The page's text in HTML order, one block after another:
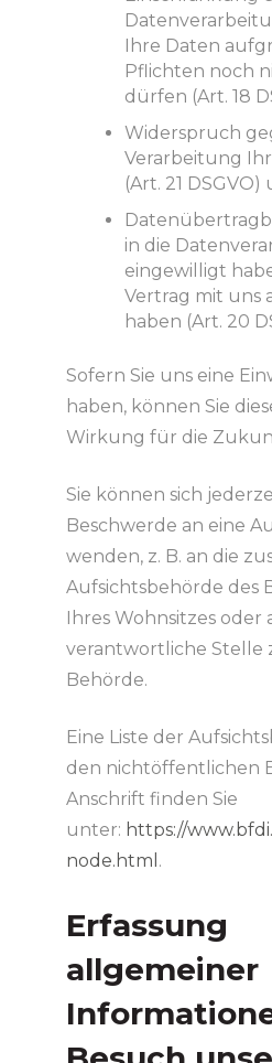
Ihre Daten
Pflichten noch
dürfen (Art. 18
Widerspruch
Verarbeitung
(Art. 21 DSGVO)
in die
eingewilligt
Vertrag mit uns
haben (Art. 20
Sofern Sie uns eine
haben, können Sie
Wirkung für die
Sie können sich
Beschwerde an eine
wenden, z. B. an die
Aufsichtsbehörde des
Ihres Wohnsitzes oder
verantwortliche Stelle
Behörde.
Eine Liste der
den nichtöffentlichen
Anschrift finden Sie
unter: https://
node.html .
Erfassung
allgemeiner